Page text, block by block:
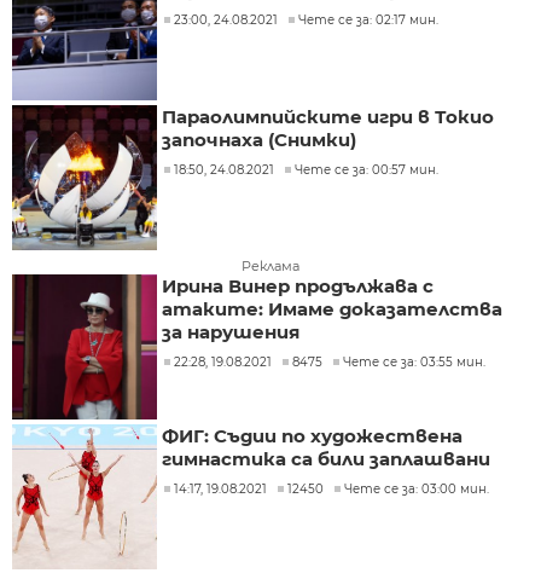
23:00, 24.08.2021 Чете се за: 02:17 мин.
Параолимпийските игри в Токио
започнаха (Снимки)
18:50, 24.08.2021 Чете се за: 00:57 мин.
Реклама
Ирина Винер продължава с
атаките: Имаме доказателства
за нарушения
22:28, 19.08.2021 8475 Чете се за: 03:55 мин.
ФИГ: Съдии по художествена
гимнастика са били заплашвани
14:17, 19.08.2021 12450 Чете се за: 03:00 мин.